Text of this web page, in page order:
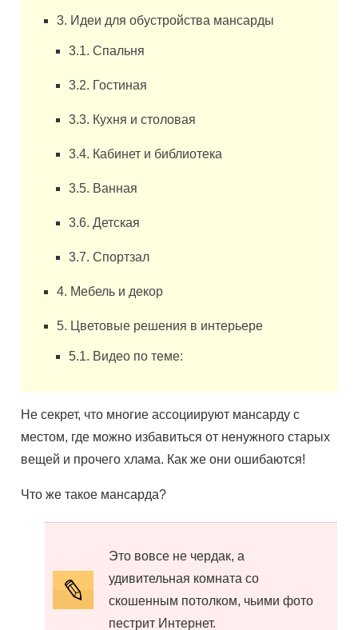
3. Идеи для обустройства мансарды
3.1. Спальня
3.2. Гостиная
3.3. Кухня и столовая
3.4. Кабинет и библиотека
3.5. Ванная
3.6. Детская
3.7. Спортзал
4. Мебель и декор
5. Цветовые решения в интерьере
5.1. Видео по теме:
Не секрет, что многие ассоциируют мансарду с
местом, где можно избавиться от ненужного старых
вещей и прочего хлама. Как же они ошибаются!
Что же такое мансарда?
Это вовсе не чердак, а
удивительная комната со
скошенным потолком, чьими фото
пестрит Интернет.